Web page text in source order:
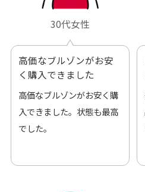
30代女性
高価なブルゾンがお安
く購入できました
高価なブルゾンがお安く購
入できました。状態も最高
でした。